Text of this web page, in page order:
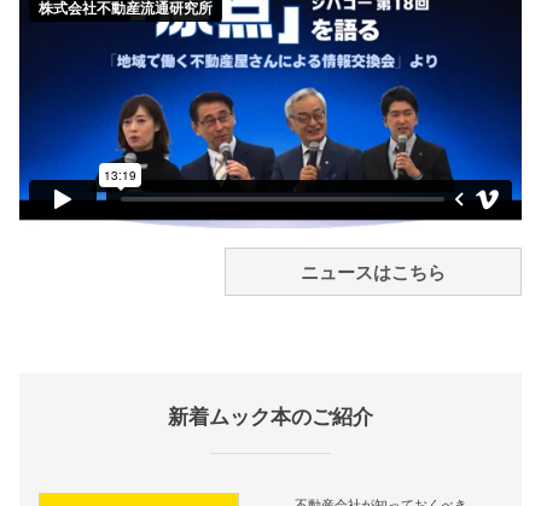
ニュースはこちら
新着ムック本のご紹介